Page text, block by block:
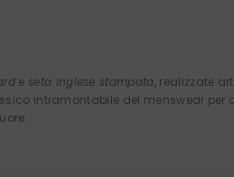
e seta inglese stampata, realizzate
intramontabile del menswear per